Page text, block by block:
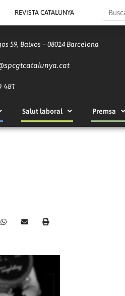
REVISTA CATALUNYA Search
59, Baixos – 08014 Barcelona
spcgtcatalunya.cat
481
Salut laboral Premsa